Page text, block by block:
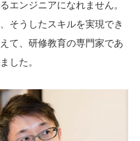
エンジニアになれません。
そうしたスキルを実現でき
て、研修教育の専門家であ
した。